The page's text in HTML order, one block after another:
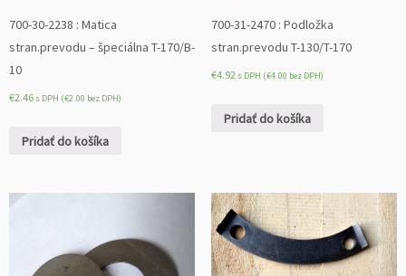
700-30-2238 : Matica
stran.prevodu – špeciálna T-170/B-
10
€2.46 s DPH (€2.00 bez DPH)
Pridať do košíka
700-31-2470 : Podložka
stran.prevodu T-130/T-170
€4.92 s DPH (€4.00 bez DPH)
Pridať do košíka